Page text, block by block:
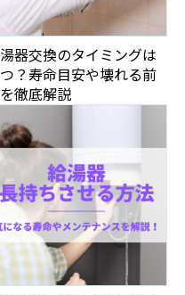
器交換のタイミングは
？寿命目安や壊れる前
徹底解説